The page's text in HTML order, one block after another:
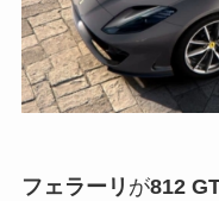
フェラーリ が812